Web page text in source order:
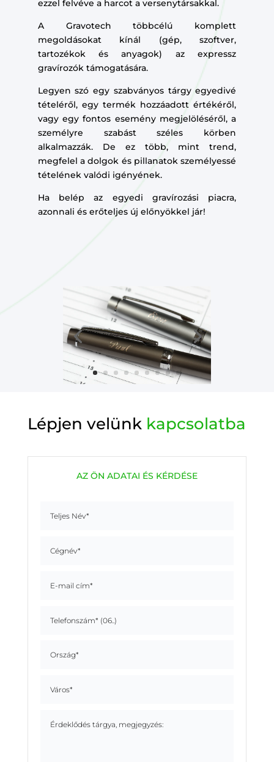
ezzel felvéve a harcot a versenytársakkal.
A Gravotech többcélú komplett
megoldásokat kínál (gép, szoftver,
tartozékok és anyagok) az expressz
gravírozók támogatására.
Legyen szó egy szabványos tárgy egyedivé
tételéről, egy termék hozzáadott értékéről,
vagy egy fontos esemény megjelöléséről, a
személyre szabást széles körben
alkalmazzák. De ez több, mint trend,
megfelel a dolgok és pillanatok személyessé
tételének valódi igényének.
Ha belép az egyedi gravírozási piacra,
azonnali és erőteljes új előnyökkel jár!
Lépjen velünk kapcsolatba
AZ ÖN ADATAI ÉS KÉRDÉSE